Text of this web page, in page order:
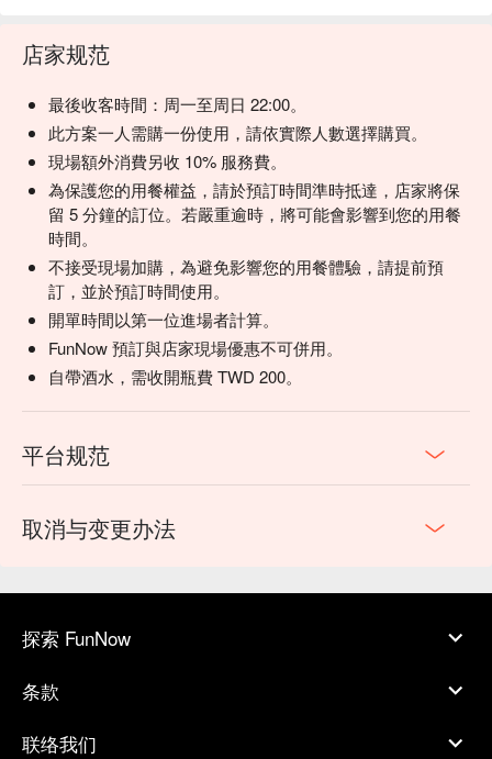
💡 未成年請勿飲酒；禁止酒駕
店家规范
最後收客時間：周一至周日 22:00。
此方案一人需購一份使用，請依實際人數選擇購買。
現場額外消費另收 10% 服務費。
為保護您的用餐權益，請於預訂時間準時抵達，店家將保
留 5 分鐘的訂位。若嚴重逾時，將可能會影響到您的用餐
時間。
不接受現場加購，為避免影響您的用餐體驗，請提前預
訂，並於預訂時間使用。
開單時間以第一位進場者計算。
FunNow 預訂與店家現場優惠不可併用。
自帶酒水，需收開瓶費 TWD 200。
平台规范
取消与变更办法
探索 FunNow
条款
联络我们